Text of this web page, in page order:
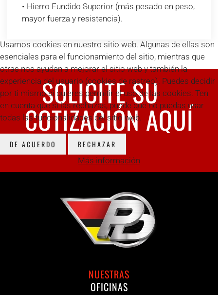
• Hierro Fundido Superior (más pesado en peso,
mayor fuerza y resistencia).
SOLICITE SU
COTIZACIÓN AQUÍ
NUESTRAS
OFICINAS
Usamos cookies en nuestro sitio web. Algunas de ellas son
esenciales para el funcionamiento del sitio, mientras que
otras nos ayudan a mejorar el sitio web y también la
experiencia del usuario (cookies de rastreo). Puedes decidir
por ti mismo si quieres permitir el uso de las cookies. Ten
en cuenta que si las rechazas, puede que no puedas usar
todas las funcionalidades del sitio web.
DE ACUERDO RECHAZAR
Más información